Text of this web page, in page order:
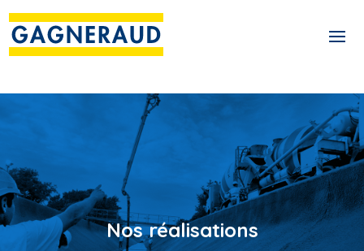
Nos réalisations